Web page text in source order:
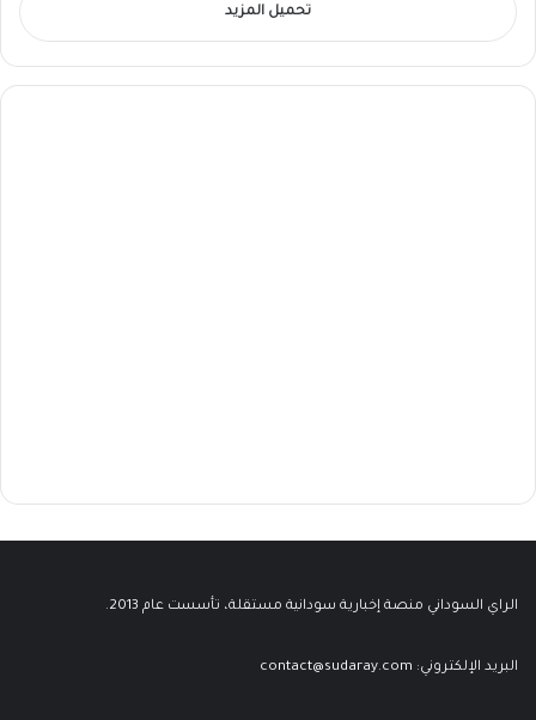
تحميل المزيد
الراي السوداني منصة إخبارية سودانية مستقلة، تأسست عام 2013.
البريد الإلكتروني: contact@sudaray.com